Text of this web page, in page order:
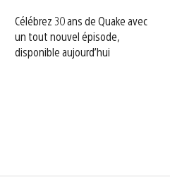
Célébrez 30 ans de Quake avec
un tout nouvel épisode,
disponible aujourd’hui